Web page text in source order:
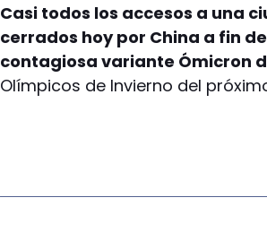
Casi todos los accesos a una
cerrados hoy por China a fin
contagiosa variante Ómicron
Olímpicos de Invierno del